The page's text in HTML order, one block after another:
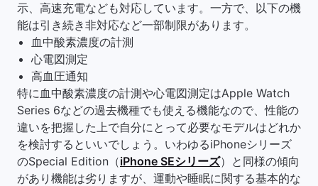
示、高速充電なども対応しています。一方で、以下の機
能は引き続き非対応など一部制限があります。
血中酸素濃度の計測
心電図測定
高血圧通知
特に血中酸素濃度の計測や心電図測定はApple Watch
Series 6などの過去機種でも使える機能なので、性能の
違いを把握した上で自分にとって必要なモデルはどれか
を検討するといいでしょう。いわゆるiPhoneシリーズ
のSpecial Edition（iPhone SEシリーズ）と同様の傾向
があり機能は劣りますが、運動や睡眠に関する基本的な